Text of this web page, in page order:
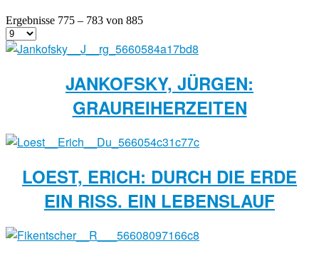
Ergebnisse 775 – 783 von 885
JANKOFSKY, JÜRGEN:
GRAUREIHERZEITEN
LOEST, ERICH: DURCH DIE ERDE
EIN RISS. EIN LEBENSLAUF